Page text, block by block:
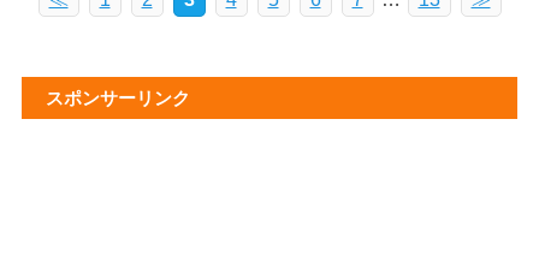
スポンサーリンク